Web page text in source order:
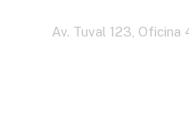
Av. Tuval 123, Oficina